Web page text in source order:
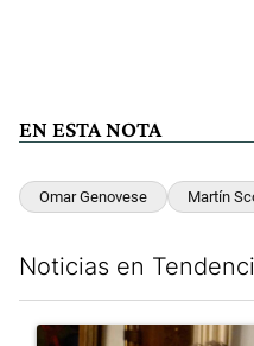
EN ESTA NOTA
Omar Genovese Martín
Noticias en
Un artículo de tendencia